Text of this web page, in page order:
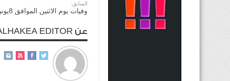
السابق:
وفيات يوم الاثنين الموافق 8يونيو 2026
عن ALHAKEA EDITOR